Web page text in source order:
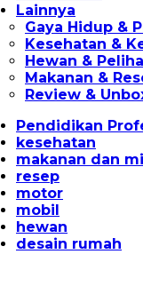
Lainnya
Gaya Hidup &
Kesehatan &
Hewan &
Makanan &
Review &
Pendidikan
kesehatan
makanan dan
resep
motor
mobil
hewan
desain rumah